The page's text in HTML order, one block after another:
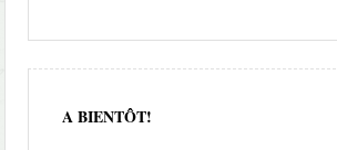
A BIENTÔT!